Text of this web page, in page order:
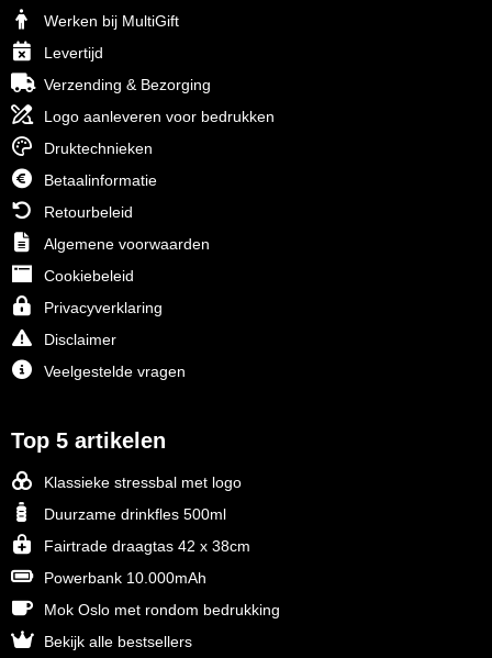
Werken bij MultiGift
Levertijd
Verzending & Bezorging
Logo aanleveren voor bedrukken
Druktechnieken
Betaalinformatie
Retourbeleid
Algemene voorwaarden
Cookiebeleid
Privacyverklaring
Disclaimer
Veelgestelde vragen
Top 5 artikelen
Klassieke stressbal met logo
Duurzame drinkfles 500ml
Fairtrade draagtas 42 x 38cm
Powerbank 10.000mAh
Mok Oslo met rondom bedrukking
Bekijk alle bestsellers